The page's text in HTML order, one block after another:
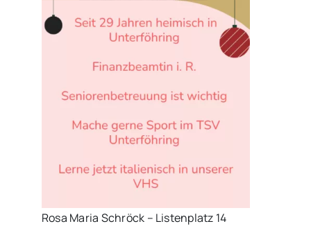
Rosa Maria Schröck – Listenplatz 14